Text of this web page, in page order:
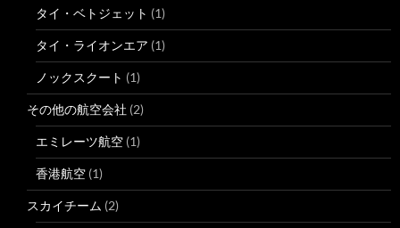
タイ・ベトジェット (1)
タイ・ライオンエア (1)
ノックスクート (1)
その他の航空会社 (2)
エミレーツ航空 (1)
香港航空 (1)
スカイチーム (2)